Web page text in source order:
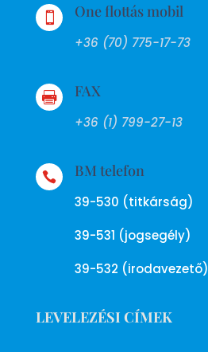
 One flottás mobil
+36 (70) 775-17-73
 FAX
+36 (1) 799-27-13
 BM telefon
39-530 (titkárság)
39-531 (jogsegély)
39-532 (irodavezető)
LEVELEZÉSI CÍMEK